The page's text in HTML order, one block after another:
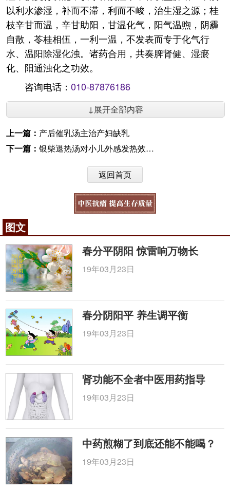
以利水渗湿，补而不滞，利而不峻，治生湿之源；桂
枝辛甘而温，辛甘助阳，甘温化气，阳气温煦，阴霾
自散，苓桂相伍，一利一温，不发表而专于化气行
水、温阳除湿化浊。诸药合用，共奏脾肾健、湿瘀
化、阳通浊化之功效。
咨询电话： 010-87876186
↓展开全部内容
上一篇： 产后催乳汤主治产妇缺乳
下一篇： 银柴退热汤对小儿外感发热效果明显
返回首页
图文
春分平阴阳 惊雷响万物长
19年03月23日
春分阴阳平 养生调平衡
19年03月23日
肾功能不全者中医用药指导
19年03月23日
中药煎糊了到底还能不能喝？
19年03月23日